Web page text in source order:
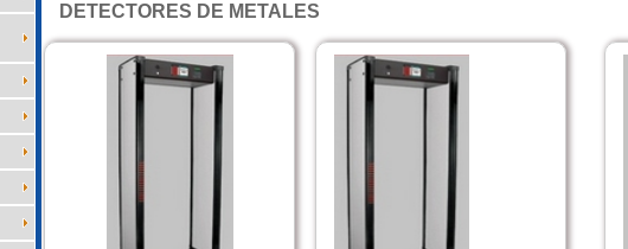
DETECTORES DE METALES